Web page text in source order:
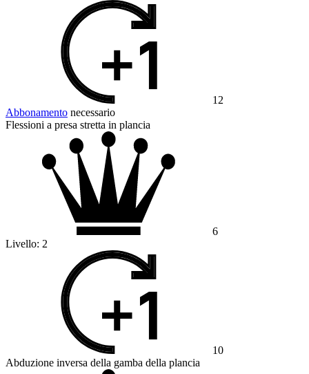
12
Abbonamento necessario
Flessioni a presa stretta in plancia
6
Livello: 2
10
Abduzione inversa della gamba della plancia